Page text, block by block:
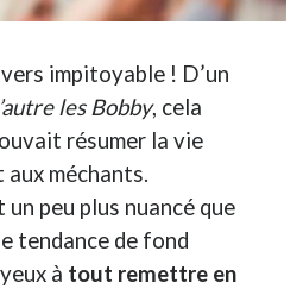
quoi ? #52
à Lyon
j’ai opéré ma vélorution toute
impitoyable ! D’un
les Bobby, cela
résumer la vie
méchants.
un peu plus nuancé que
tendance de fond
à tout remettre en